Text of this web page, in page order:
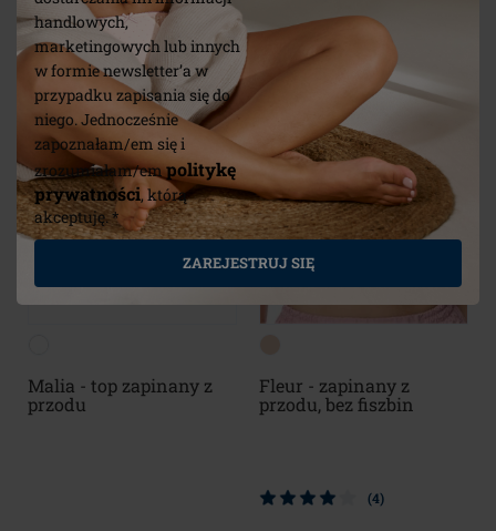
handlowych,
marketingowych lub innych
w formie newsletter’a w
przypadku zapisania się do
niego. Jednocześnie
zapoznałam/em się i
zrozumiałam/empolitykę
prywatności, którą
akceptuję. *
ZAREJESTRUJ SIĘ
Malia - top zapinany z
przodu
Fleur - zapinany z
przodu, bez fiszbin
(4)